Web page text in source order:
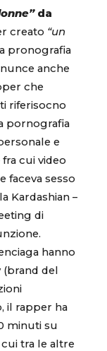
da
creato “un
pronografia
anche
che
riferisocno
pornografia
e
cui video
faceva sesso
Kardashian –
di
hanno
(brand del
il rapper ha
minuti su
tra le altre